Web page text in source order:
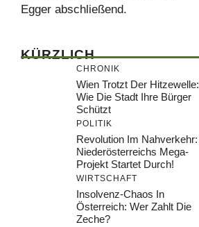
Egger abschließend.
KÜRZLICH
CHRONIK
Wien Trotzt Der Hitzewelle:
Wie Die Stadt Ihre Bürger
Schützt
POLITIK
Revolution Im Nahverkehr:
Niederösterreichs Mega-
Projekt Startet Durch!
WIRTSCHAFT
Insolvenz-Chaos In
Österreich: Wer Zahlt Die
Zeche?